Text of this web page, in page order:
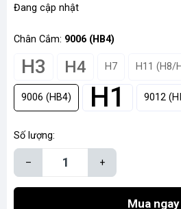
Đang cập nhật
Chân Cắm: 9006 (HB4)
H3 H4 H7 H11 (H8/
9006 (HB4) H1 9012
Số lượng:
– +
Mua ngay